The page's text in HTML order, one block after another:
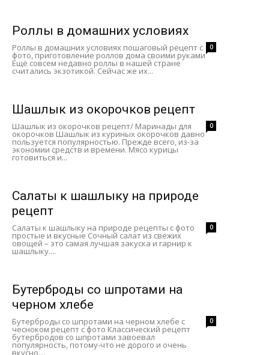
Роллы в домашних условиях
0
Роллы в домашних условиях пошаговый рецепт с
фото, приготовление роллов дома своими руками
Ещё совсем недавно роллы в нашей стране
считались экзотикой. Сейчас же их...
Шашлык из окорочков рецепт
0
Шашлык из окорочков рецепт/ Маринады для
окорочков Шашлык из куриных окорочков давно
пользуется популярностью. Прежде всего, из-за
экономии средств и времени. Мясо курицы
готовиться и...
Салаты к шашлыку на природе
рецепт
0
Салаты к шашлыку на природе рецепты с фото
простые и вкусные Сочный салат из свежих
овощей – это самая лучшая закуска и гарнир к
шашлыку....
Бутерброды со шпротами на
черном хлебе
0
Бутерброды со шпротами на черном хлебе с
чесноком рецепт с фото Классический рецепт
бутербродов со шпротами завоевал
популярность, потому-что не дорого и очень
вкусно....